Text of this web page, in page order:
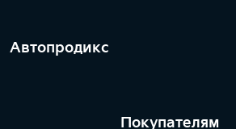
Автопродикс
Покупателям